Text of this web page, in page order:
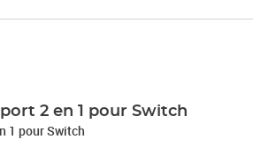
2 en 1 pour Switch
1 pour Switch